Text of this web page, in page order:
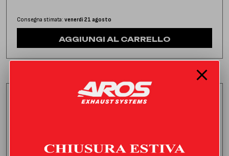
Consegna stimata: venerdì 21 agosto
AGGIUNGI AL CARRELLO